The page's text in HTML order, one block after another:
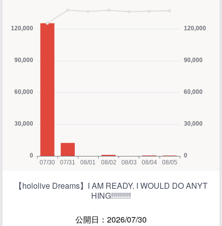
【hololive Dreams】I AM READY. I WOULD DO ANYT
HING!!!!!!!!!!
公開日：2026/07/30